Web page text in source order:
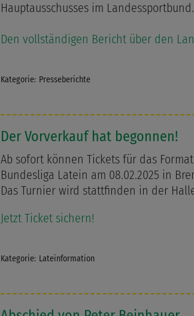
Hauptausschusses im Landessportbund.
Den vollständigen Bericht über den
Kategorie: Presseberichte
Der Vorverkauf hat begonnen!
Ab sofort können Tickets für das
Bundesliga Latein am 08.02.2025 in
Das Turnier wird stattfinden in der
Jetzt Ticket sichern!
Kategorie: Lateinformation